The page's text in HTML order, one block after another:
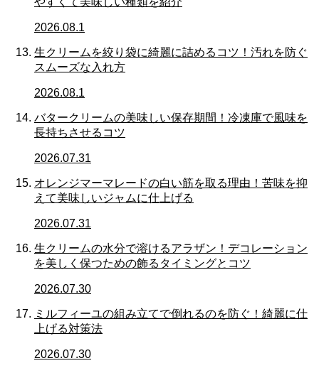
2026.08.1
生クリームを絞り袋に綺麗に詰めるコツ！汚れを防ぐ
スムーズな入れ方
2026.08.1
バタークリームの美味しい保存期間！冷凍庫で風味を
長持ちさせるコツ
2026.07.31
オレンジマーマレードの白い筋を取る理由！苦味を抑
えて美味しいジャムに仕上げる
2026.07.31
生クリームの水分で溶けるアラザン！デコレーション
を美しく保つための飾るタイミングとコツ
2026.07.30
ミルフィーユの組み立てで倒れるのを防ぐ！綺麗に仕
上げる対策法
2026.07.30